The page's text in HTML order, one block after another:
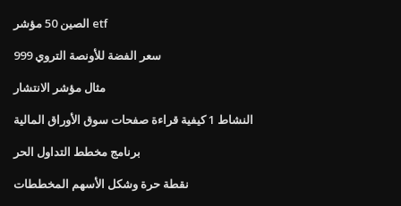
الصين 50 مؤشر etf
999 سعر الفضة للأونصة التروي
مثال مؤشر الانتشار
النشاط 1 كيفية قراءة صفحات سوق الأوراق المالية
برنامج مخطط التداول الحر
نقطة حرة وشكل الأسهم المخططات